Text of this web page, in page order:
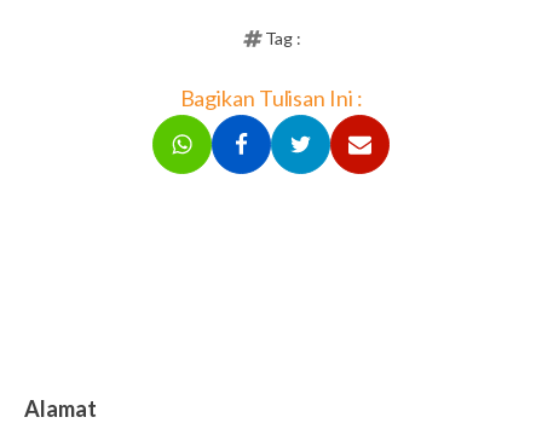
Tag :
Bagikan Tulisan Ini :
Alamat